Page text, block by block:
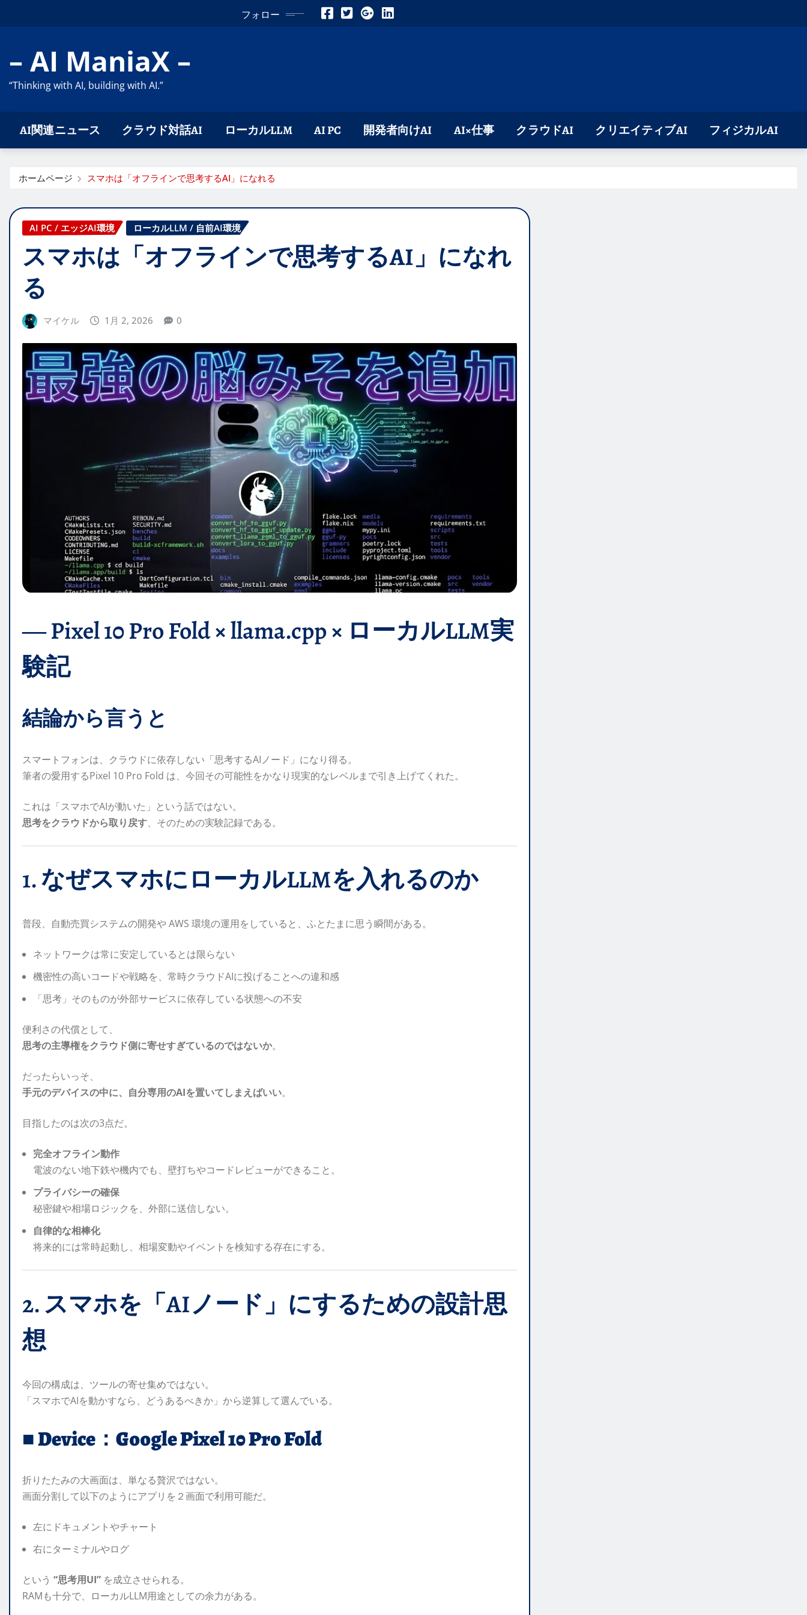
ン
フォロー
– AI ManiaX –
“Thinking with AI, building with AI.”
AI関連ニュース クラウド対話AI ローカルLLM AI PC 開発者向けAI AI×仕事 クラウドAI クリエイティブAI フィジカルAI
ホームページ スマホは「オフラインで思考するAI」になれる
AI PC / エッジAI環境 ローカルLLM / 自前AI環境
スマホは「オフラインで思考するAI」になれ
る
マイケル 1月 2, 2026 0
― Pixel 10 Pro Fold × llama.cpp × ローカルLLM実
験記
結論から言うと
スマートフォンは、クラウドに依存しない「思考するAIノード」になり得る。
筆者の愛用するPixel 10 Pro Fold は、今回その可能性をかなり現実的なレベルまで引き上げてくれた。
これは「スマホでAIが動いた」という話ではない。
思考をクラウドから取り戻す、そのための実験記録である。
1. なぜスマホにローカルLLMを入れるのか
普段、自動売買システムの開発や AWS 環境の運用をしていると、ふとたまに思う瞬間がある。
ネットワークは常に安定しているとは限らない
機密性の高いコードや戦略を、常時クラウドAIに投げることへの違和感
「思考」そのものが外部サービスに依存している状態への不安
便利さの代償として、
思考の主導権をクラウド側に寄せすぎているのではないか。
だったらいっそ、
手元のデバイスの中に、自分専用のAIを置いてしまえばいい。
目指したのは次の3点だ。
完全オフライン動作
電波のない地下鉄や機内でも、壁打ちやコードレビューができること。
プライバシーの確保
秘密鍵や相場ロジックを、外部に送信しない。
自律的な相棒化
将来的には常時起動し、相場変動やイベントを検知する存在にする。
2. スマホを「AIノード」にするための設計思
想
今回の構成は、ツールの寄せ集めではない。
「スマホでAIを動かすなら、どうあるべきか」から逆算して選んでいる。
■ Device：Google Pixel 10 Pro Fold
折りたたみの大画面は、単なる贅沢ではない。
画面分割して以下のようにアプリを２画面で利用可能だ。
左にドキュメントやチャート
右にターミナルやログ
という “思考用UI” を成立させられる。
RAMも十分で、ローカルLLM用途としての余力がある。